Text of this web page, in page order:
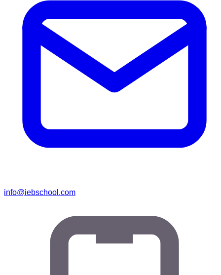
info@iebschool.com